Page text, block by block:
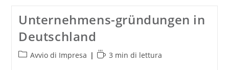
Die
Geltend-
Machung
Von
Mängeln
Am
Unternehmens-gründungen in
Deutschland
Categoria
Avvio di Impresa
Tempo3 min di lettura